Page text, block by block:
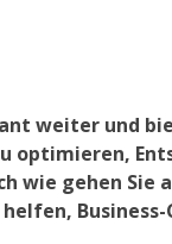
weiter und
optimieren,
wie gehen Sie